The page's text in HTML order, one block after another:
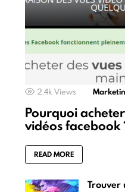
2.4k Views
Pourquoi
vidéos facebook
READ MORE
Trouver